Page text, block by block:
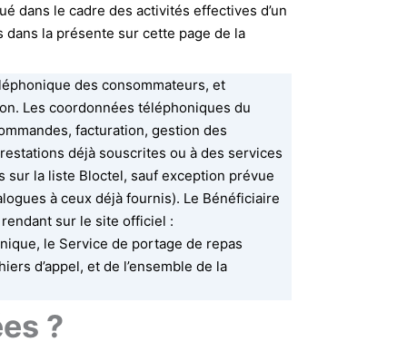
dans le cadre des activités effectives d’un
la présente sur cette page de la
des consommateurs, et
Les coordonnées téléphoniques du
facturation, gestion des
déjà souscrites ou à des services
sur la liste Bloctel, sauf exception prévue
à ceux déjà fournis). Le Bénéficiaire
sur le site officiel :
le Service de portage de repas
d’appel, et de l’ensemble de la
?